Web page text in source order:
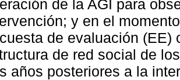
de la AGI para
y en el
de evaluación (EE)
de red social de
años posteriores a la